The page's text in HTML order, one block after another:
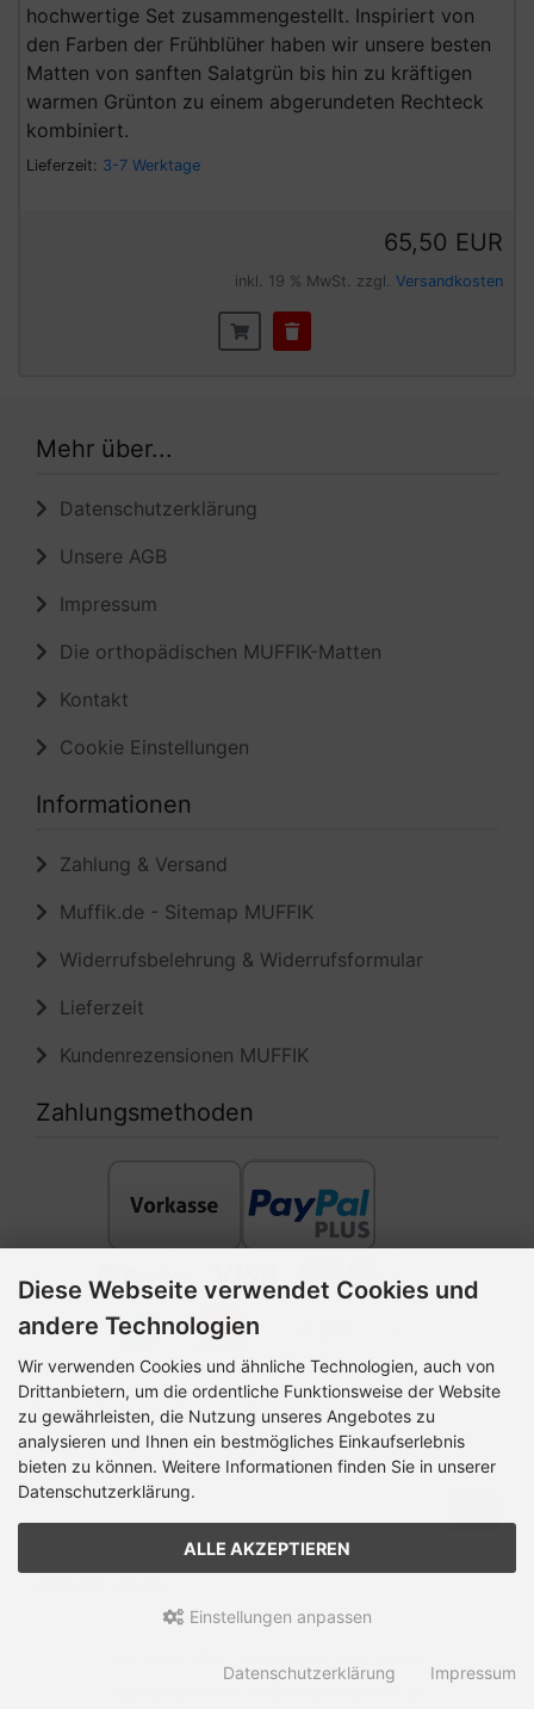
hochwertige Set zusammengestellt. Inspiriert von
den Farben der Frühblüher haben wir unsere besten
Matten von sanften Salatgrün bis hin zu kräftigen
warmen Grünton zu einem abgerundeten Rechteck
kombiniert.
Lieferzeit: 3-7 Werktage
65,50 EUR
inkl. 19 % MwSt. zzgl. Versandkosten
Mehr über...
Datenschutzerklärung
Unsere AGB
Impressum
Die orthopädischen MUFFIK-Matten
Kontakt
Cookie Einstellungen
Informationen
Zahlung & Versand
Muffik.de - Sitemap MUFFIK
Widerrufsbelehrung & Widerrufsformular
Lieferzeit
Kundenrezensionen MUFFIK
Zahlungsmethoden
Newsletter-Anmeldung
E-Mail-Adresse:
Diese Webseite verwendet Cookies und
andere Technologien
Wir verwenden Cookies und ähnliche Technologien, auch von
Drittanbietern, um die ordentliche Funktionsweise der Website
zu gewährleisten, die Nutzung unseres Angebotes zu
analysieren und Ihnen ein bestmögliches Einkaufserlebnis
bieten zu können. Weitere Informationen finden Sie in unserer
Datenschutzerklärung.
ALLE AKZEPTIEREN
Einstellungen anpassen
Datenschutzerklärung Impressum